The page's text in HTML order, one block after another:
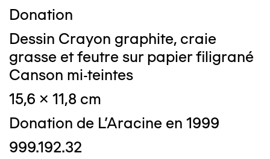
Donation
Dessin Crayon graphite, craie
grasse et feutre sur papier filigrané
Canson mi-teintes
15,6 x 11,8 cm
Donation de L'Aracine en 1999
999.192.32